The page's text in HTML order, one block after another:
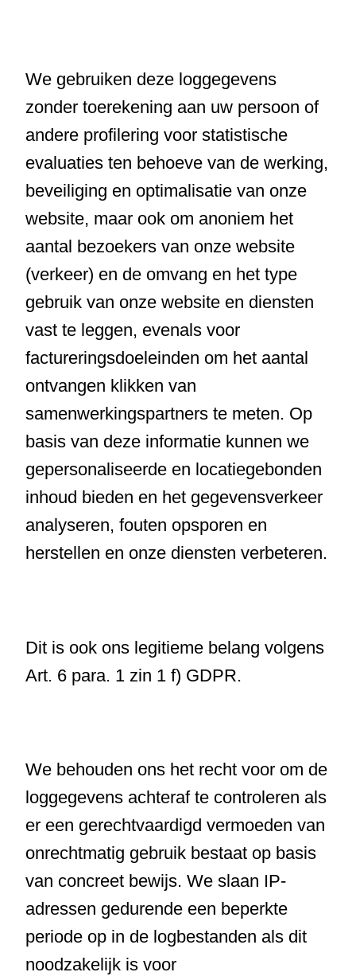
We gebruiken deze loggegevens
zonder toerekening aan uw persoon of
andere profilering voor statistische
evaluaties ten behoeve van de werking,
beveiliging en optimalisatie van onze
website, maar ook om anoniem het
aantal bezoekers van onze website
(verkeer) en de omvang en het type
gebruik van onze website en diensten
vast te leggen, evenals voor
factureringsdoeleinden om het aantal
ontvangen klikken van
samenwerkingspartners te meten. Op
basis van deze informatie kunnen we
gepersonaliseerde en locatiegebonden
inhoud bieden en het gegevensverkeer
analyseren, fouten opsporen en
herstellen en onze diensten verbeteren.
Dit is ook ons legitieme belang volgens
Art. 6 para. 1 zin 1 f) GDPR.
We behouden ons het recht voor om de
loggegevens achteraf te controleren als
er een gerechtvaardigd vermoeden van
onrechtmatig gebruik bestaat op basis
van concreet bewijs. We slaan IP-
adressen gedurende een beperkte
periode op in de logbestanden als dit
noodzakelijk is voor